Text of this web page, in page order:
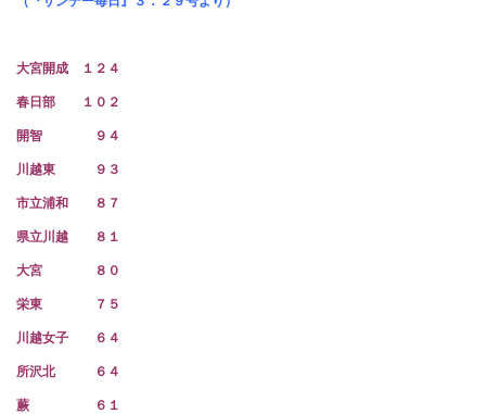
大宮開成 １２４
春日部 １０２
開智 ９４
川越東 ９３
市立浦和 ８７
県立川越 ８１
大宮 ８０
栄東 ７５
川越女子 ６４
所沢北 ６４
蕨 ６１